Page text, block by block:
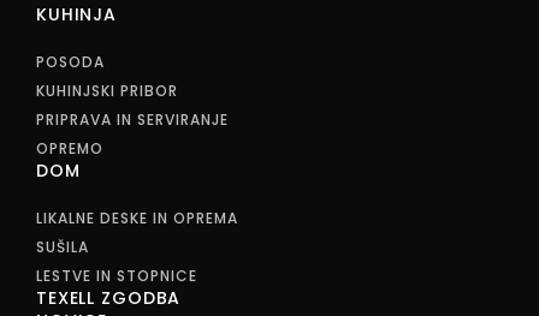
KUHINJA
POSODA
KUHINJSKI PRIBOR
PRIPRAVA IN SERVIRANJE
OPREMO
DOM
LIKALNE DESKE IN OPREMA
SUŠILA
LESTVE IN STOPNICE
TEXELL ZGODBA